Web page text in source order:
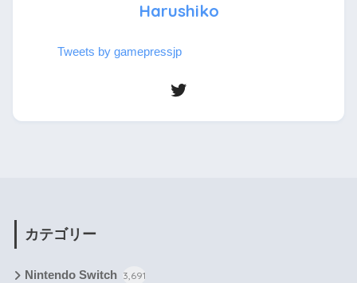
Harushiko
Tweets by gamepressjp
カテゴリー
Nintendo Switch 3,691